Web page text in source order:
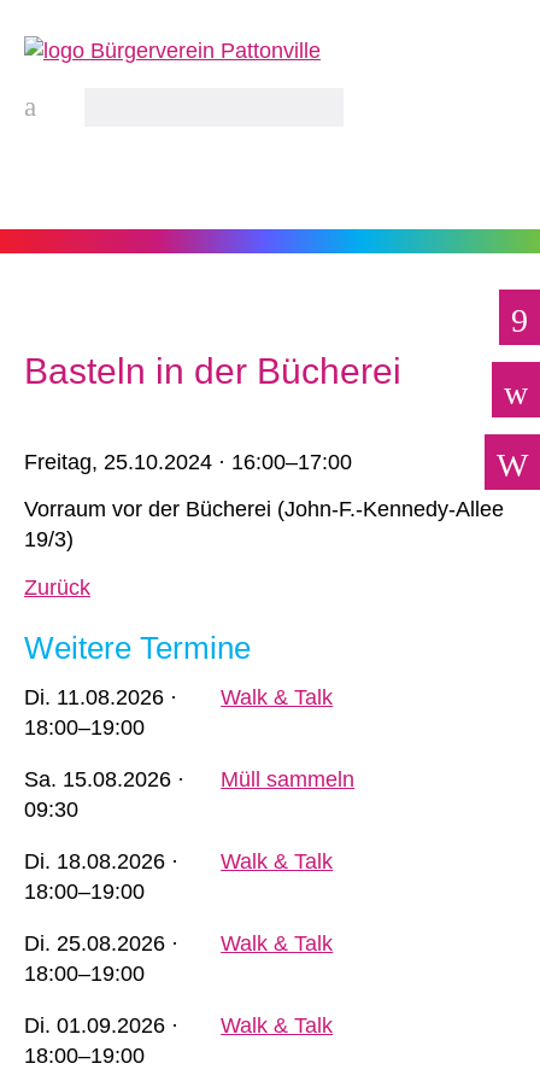
Basteln in der Bücherei
Freitag, 25.10.2024 · 16:00–17:00
Vorraum vor der Bücherei (John-F.-Kennedy-Allee
19/3)
Zurück
Weitere Termine
Di. 11.08.2026 ·
18:00–19:00
Walk & Talk
Sa. 15.08.2026 ·
09:30
Müll sammeln
Di. 18.08.2026 ·
18:00–19:00
Walk & Talk
Di. 25.08.2026 ·
18:00–19:00
Walk & Talk
Di. 01.09.2026 ·
18:00–19:00
Walk & Talk